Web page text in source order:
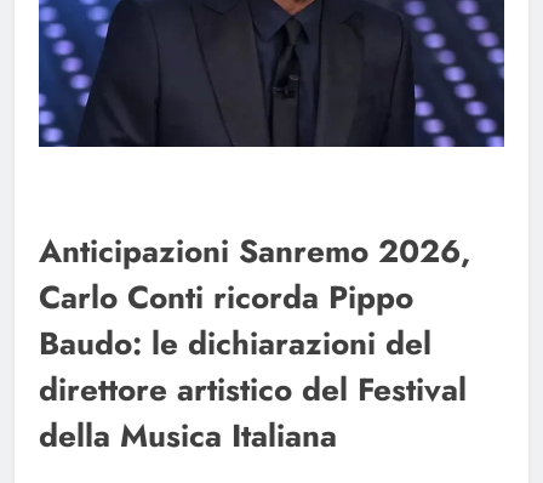
Anticipazioni Sanremo 2026,
Carlo Conti ricorda Pippo
Baudo: le dichiarazioni del
direttore artistico del Festival
della Musica Italiana